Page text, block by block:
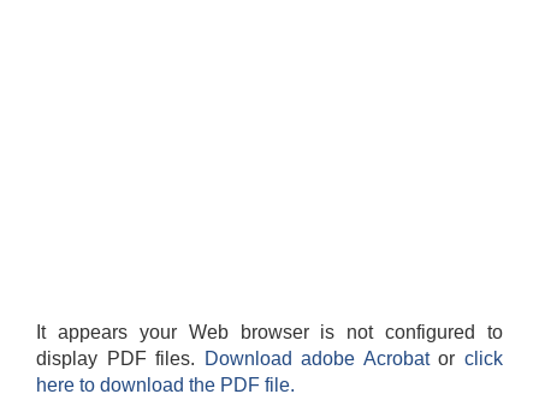
It appears your Web browser is not configured to
display PDF files.
Download adobe Acrobatorclick
here to download the PDF file.